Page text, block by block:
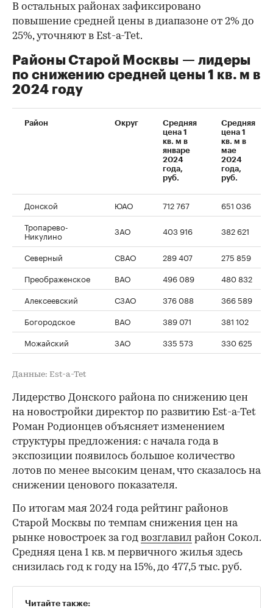
В остальных районах зафиксировано
повышение средней цены в диапазоне от 2% до
25%, уточняют в Est-a-Tet.
Районы Старой Москвы — лидеры
по снижению средней цены 1 кв. м в
2024 году
Район Округ
Средняя
цена 1
кв. м в
январе
2024
года,
руб.
Средняя
цена 1
кв. м в
мае
2024
года,
руб.
Донской ЮАО 712 767
651 036
Тропарево-
Никулино ЗАО 403 916 382 621
Северный СВАО 289 407
275 859
Преображенское
ВАО 496 089
480 832
Алексеевский
СЗАО 376 088
366 589
Богородское
ВАО 389 071
381 102
Можайский
ЗАО 335 573 330 625
Данные: Est-a-Tet
Лидерство Донского района по снижению цен
на новостройки директор по развитию Est-a-Tet
Роман Родионцев объясняет изменением
структуры предложения: с начала года в
экспозиции появилось большое количество
лотов по менее высоким ценам, что сказалось на
снижении ценового показателя.
По итогам мая 2024 года рейтинг районов
Старой Москвы по темпам снижения цен на
рынке новостроек за год возглавил район Сокол.
Средняя цена 1 кв. м первичного жилья здесь
снизилась год к году на 15%, до 477,5 тыс. руб.
Читайте также: